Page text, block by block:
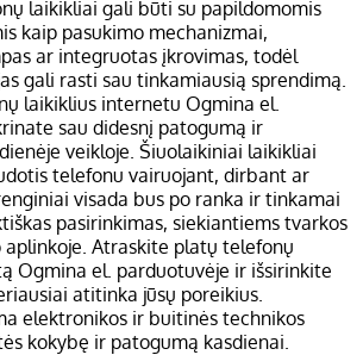
laikikliai gali būti su papildomomis
kaip pasukimo mechanizmai,
ar integruotas įkrovimas, todėl
gali rasti sau tinkamiausią sprendimą.
laikiklius internetu Ogmina el.
sau didesnį patogumą ir
veikloje. Šiuolaikiniai laikikliai
telefonu vairuojant, dirbant ar
visada bus po ranka ir tinkamai
pasirinkimas, siekiantiems tvarkos
aplinkoje. Atraskite platų telefonų
Ogmina el. parduotuvėje ir išsirinkite
atitinka jūsų poreikius.
elektronikos ir buitinės technikos
kokybę ir patogumą kasdienai.